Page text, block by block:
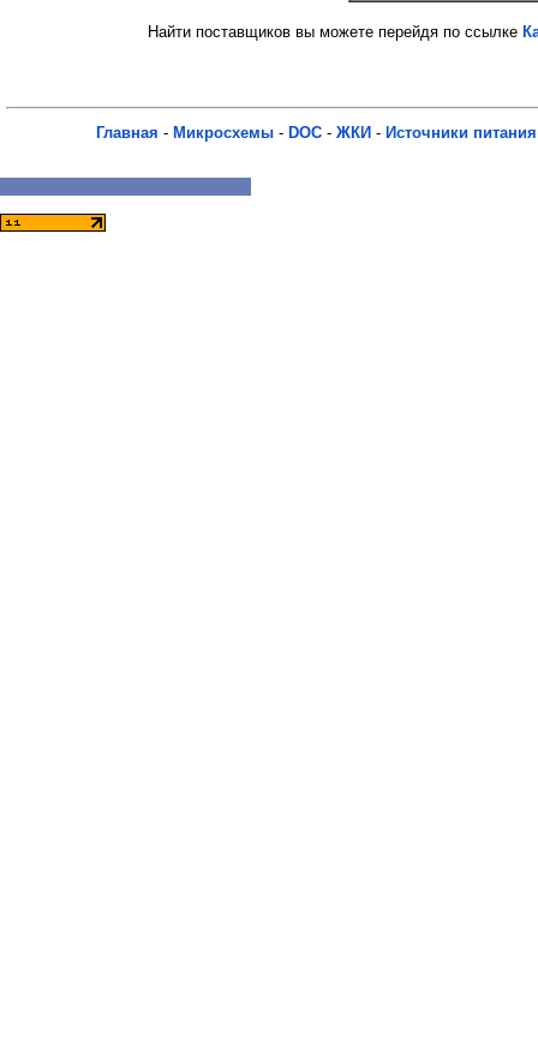
Найти поставщиков вы можете перейдя по ссылке
Главная - Микросхемы - DOC - ЖКИ - Источники питания